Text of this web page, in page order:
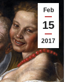
Feb
15
2017